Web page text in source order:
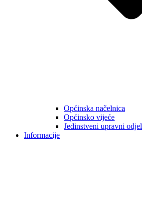
Općinska načelnica
Općinsko vijeće
Jedinstveni upravni odjel
Informacije